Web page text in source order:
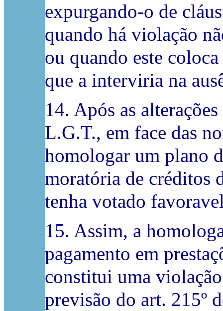
expurgando-o de
quando há violação
ou quando este
que a interviria na
14. Após as
L.G.T., em face das
homologar um plano
moratória de créditos
tenha votado
15. Assim, a
pagamento em
constitui uma
previsão do art. 215º